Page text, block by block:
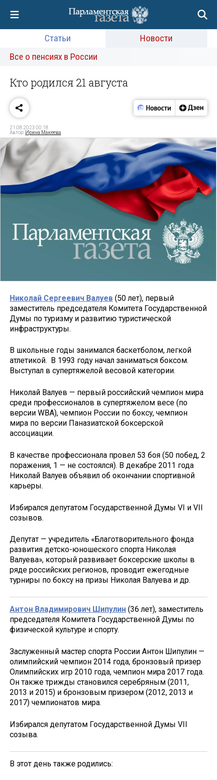
Статьи
Новости
Все о пенсиях в России
Кто родился 21 августа
21.08.2023 00:18
Автор: Ирина Макеева
Николай Сергеевич Валуев (50 лет), первый
заместитель председателя Комитета Государственной
Думы по туризму и развитию туристической
инфраструктуры.
В школьные годы занимался баскетболом, легкой
атлетикой. В 1993 году начал заниматься боксом.
Выступал в супертяжелой весовой категории.
Николай Валуев — первый российский чемпион мира
среди профессионалов в супертяжелом весе (по
версии WBA), чемпион России по боксу, чемпион
мира по версии Паназиатской боксерской
ассоциации.
В качестве профессионала провел 53 боя (50 побед, 2
поражения, 1 — не состоялся). В декабре 2011 года
Николай Валуев объявил об окончании спортивной
карьеры.
Избирался депутатом Государственной Думы VI и VII
созывов.
Депутат — учредитель «Благотворительного фонда
развития детско-юношеского спорта Николая
Валуева», который развивает боксерские школы в
ряде российских регионов, проводит ежегодные
турниры по боксу на призы Николая Валуева и др.
Антон Владимирович Шипулин (36 лет), заместитель
председателя Комитета Государственной Думы по
физической культуре и спорту.
Заслуженный мастер спорта России Антон Шипулин —
олимпийский чемпион 2014 года, бронзовый призер
Олимпийских игр 2010 года, чемпион мира 2017 года.
Он также трижды становился серебряным (2011,
2013 и 2015) и бронзовым призером (2012, 2013 и
2017) чемпионатов мира.
Избирался депутатом Государственной Думы VII
созыва.
В этот день также родились: